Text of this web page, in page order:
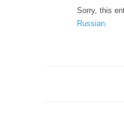
Sorry, this
Russian